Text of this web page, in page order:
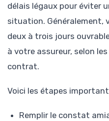
délais légaux pour éviter
situation. Généralement,
deux à trois jours
à votre assureur, selon
contrat.
Voici les étapes
Remplir le constat